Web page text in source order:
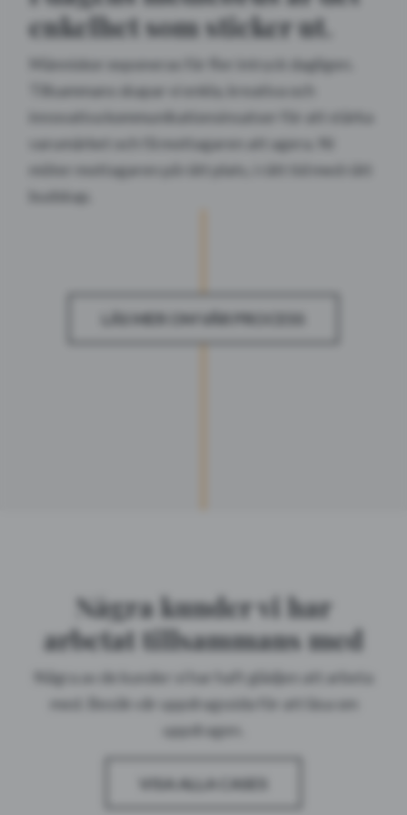
enkelhet som sticker ut.
Människor exponeras för fler intryck dagligen.
Tillsammans skapar vi enkla, kreativa och
varumärket och få mottagaren att agera. Ni
möter mottagaren på rätt plats, i rätt tid med rätt
budskap.
LÄS MER OM VÅR PROCESS
Några kunder vi har
arbetat tillsammans med
Några av de kunder vi har haft glädjen att arbeta
med. Besök vår uppdragssida för att läsa om
uppdragen.
VISA ALLA CASES